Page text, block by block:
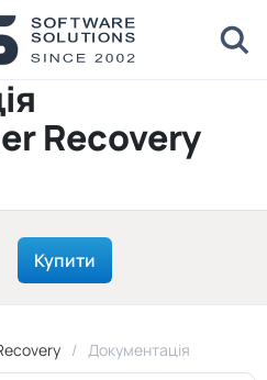
Recovery
Купити
Документація